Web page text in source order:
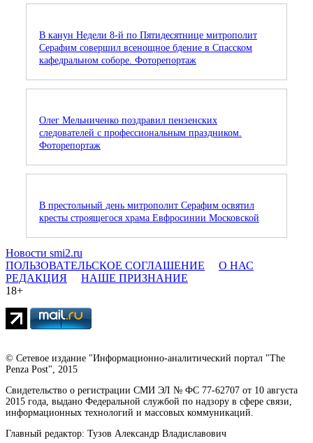
В канун Недели 8-й по Пятидесятнице митрополит
Серафим совершил всенощное бдение в Спасском
кафедральном соборе. Фоторепортаж
Олег Мельниченко поздравил пензенских
следователей с профессиональным праздником.
Фоторепортаж
В престольный день митрополит Серафим освятил
кресты строящегося храма Евфросинии Московской
Новости smi2.ru
ПОЛЬЗОВАТЕЛЬСКОЕ СОГЛАШЕНИЕ
О НАС
РЕДАКЦИЯ
НАШЕ ПРИЗНАНИЕ
18+
© Сетевое издание "Информационно-аналитический портал "The
Penza Post", 2015
Свидетельство о регистрации СМИ ЭЛ № ФС 77-62707 от 10 августа
2015 года, выдано Федеральной службой по надзору в сфере связи,
информационных технологий и массовых коммуникаций.
Главный редактор: Тузов Александр Владиславович